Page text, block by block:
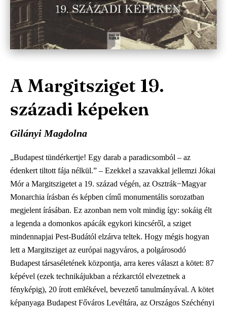
A Margitsziget 19.
századi képeken
Gilányi Magdolna
„Budapest tündérkertje! Egy darab a paradicsomból – az
édenkert tiltott fája nélkül.” – Ezekkel a szavakkal jellemzi Jókai
Mór a Margitszigetet a 19. század végén, az Osztrák−Magyar
Monarchia írásban és képben című monumentális sorozatban
megjelent írásában. Ez azonban nem volt mindig így: sokáig élt
a legenda a domonkos apácák egykori kincséről, a sziget
mindennapjai Pest-Budától elzárva teltek. Hogy mégis hogyan
lett a Margitsziget az európai nagyváros, a polgárosodó
Budapest társaséletének központja, arra keres választ a kötet: 87
képével (ezek technikájukban a rézkarctól elvezetnek a
fényképig), 20 írott emlékével, bevezető tanulmányával. A kötet
képanyaga Budapest Főváros Levéltára, az Országos Széchényi